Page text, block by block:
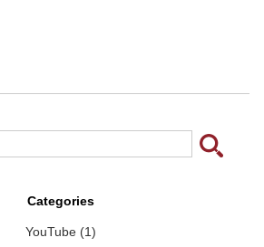
Categories
YouTube (1)